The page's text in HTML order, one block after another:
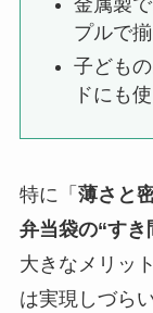
金属製
プルで
子ども
ドにも
特に「 薄さと
弁当袋の“すき
大きなメリッ
は実現しづら